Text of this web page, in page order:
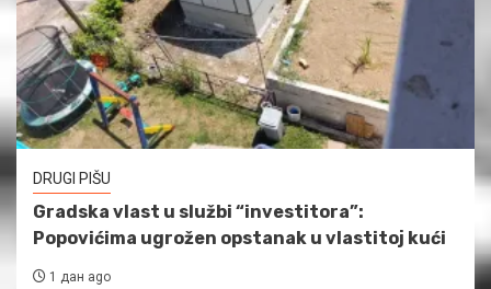
DRUGI PIŠU
Gradska vlast u službi “investitora”:
Popovićima ugrožen opstanak u vlastitoj kući
1 дан ago